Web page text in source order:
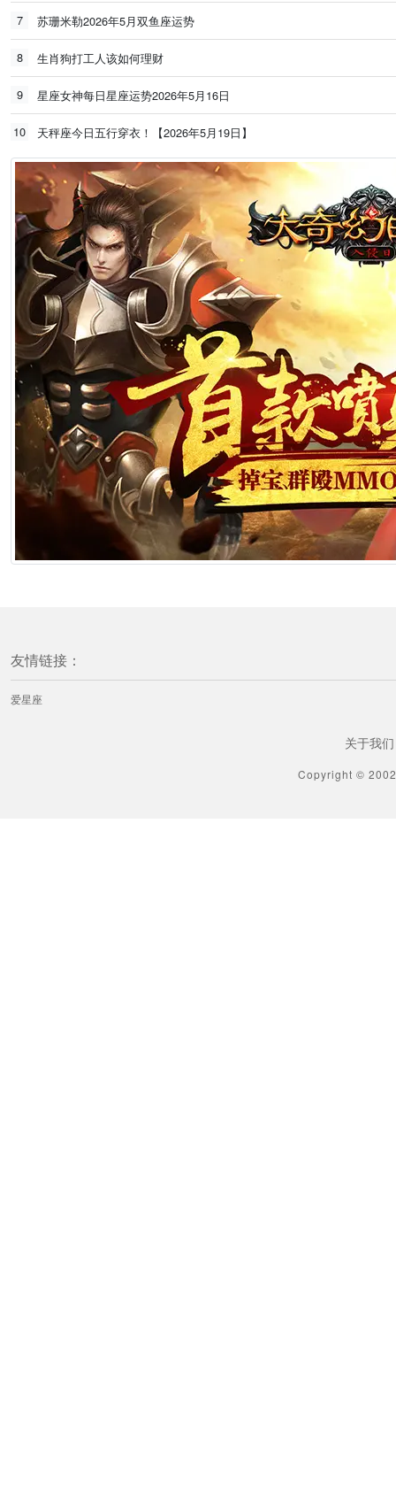
7 苏珊米勒2026年5月双鱼座运势
8 生肖狗打工人该如何理财
9 星座女神每日星座运势2026年5月16日
10 天秤座今日五行穿衣！【2026年5月19日】
友情链接：
爱星座
关于我们
Copyright ©